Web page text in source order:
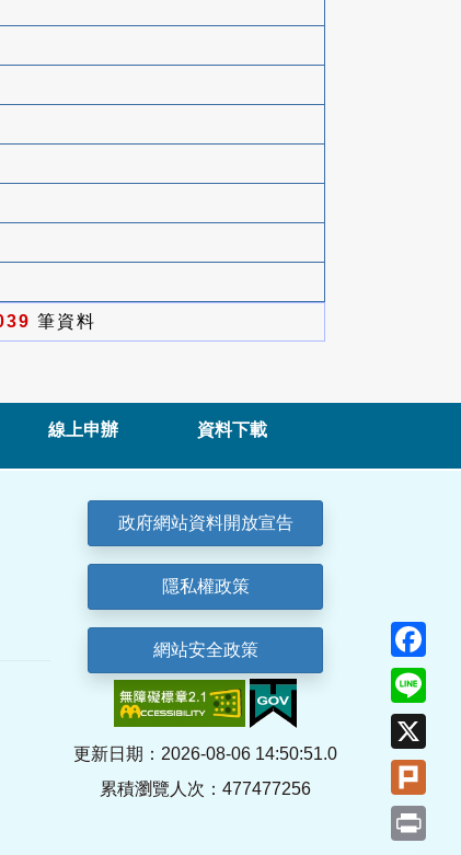
筆資料
線上申辦 資料下載
政府網站資料開放宣告
隱私權政策
網站安全政策
更新日期：2026-08-06 14:50:51.0
累積瀏覽人次：477477256